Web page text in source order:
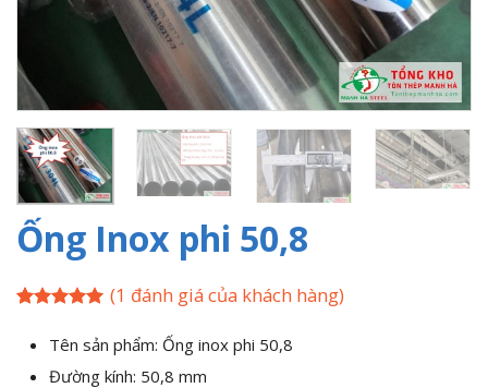
Ống Inox phi 50,8
dựa trên
đánh giá
(1 đánh giá của khách hàng)
Tên sản phẩm: Ống inox phi 50,8
Đường kính: 50,8 mm